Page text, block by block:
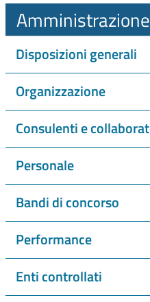
Disposizioni generali
Organizzazione
Consulenti e
Personale
Bandi di concorso
Performance
Enti controllati